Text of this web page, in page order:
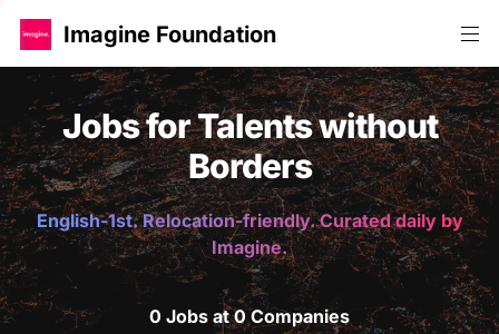
Imagine Foundation
Jobs for Talents without
Borders
English-1st. Relocation-friendly. Curated daily by
Imagine.
0 Jobs at 0 Companies